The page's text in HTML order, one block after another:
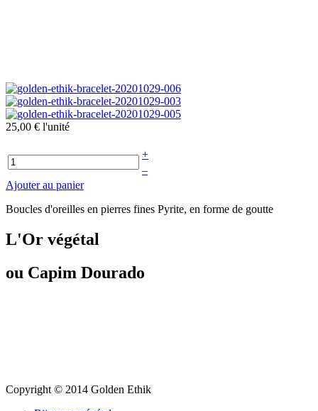
25,00 € l'unité
+
–
Ajouter au panier
Boucles d'oreilles en pierres fines Pyrite, en forme de goutte
L'Or végétal
ou Capim Dourado
Copyright © 2014 Golden Ethik